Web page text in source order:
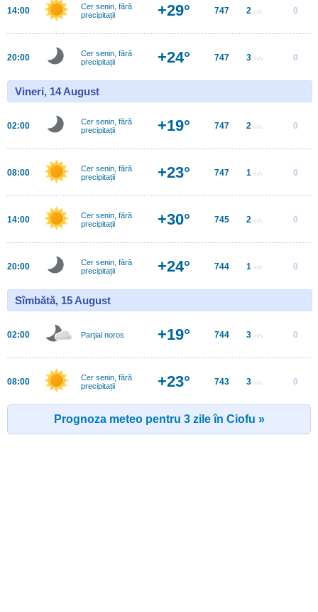
14:00
Cer senin, fără
precipitații
+29° 747 2 m/s 0
20:00
Cer senin, fără
precipitații
+24° 747 3 m/s 0
Vineri, 14 August
02:00
Cer senin, fără
precipitații
+19° 747 2 m/s 0
08:00
Cer senin, fără
precipitații
+23° 747 1 m/s 0
14:00
Cer senin, fără
precipitații
+30° 745 2 m/s 0
20:00
Cer senin, fără
precipitații
+24° 744 1 m/s 0
Sîmbătă, 15 August
02:00 Parţial noros +19° 744 3 m/s 0
08:00
Cer senin, fără
precipitații
+23° 743 3 m/s 0
Prognoza meteo pentru 3 zile în Ciofu »